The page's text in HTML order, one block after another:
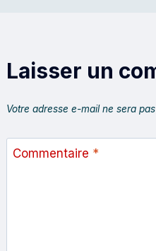
Laisser un
Votre adresse e-mail ne sera
Commentaire *